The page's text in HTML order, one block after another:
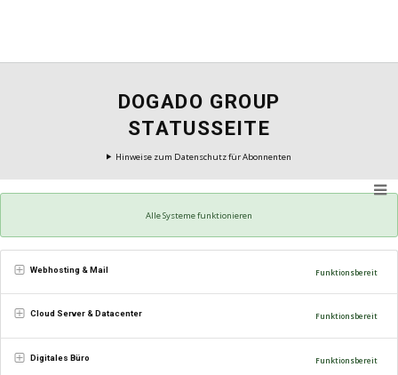
DOGADO GROUP
STATUSSEITE
Hinweise zum Datenschutz für Abonnenten
Alle Systeme funktionieren
Webhosting & Mail Funktionsbereit
Cloud Server & Datacenter Funktionsbereit
Digitales Büro Funktionsbereit